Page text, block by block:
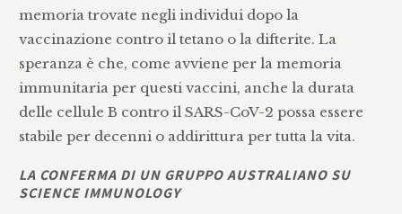
memoria trovate negli individui dopo la
vaccinazione contro il tetano o la difterite. La
speranza è che, come avviene per la memoria
immunitaria per questi vaccini, anche la durata
delle cellule B contro il SARS-CoV-2 possa essere
stabile per decenni o addirittura per tutta la vita.
LA CONFERMA DI UN GRUPPO AUSTRALIANO SU
SCIENCE IMMUNOLOGY